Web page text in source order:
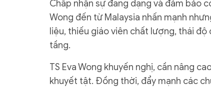
Chấp nhận sự đang dạng và đảm bảo
Wong đến từ Malaysia nhấn mạnh
liệu, thiếu giáo viên chất lượng, thái
tầng.
TS Eva Wong khuyến nghị, cần nâng
khuyết tật. Đồng thời, đẩy mạnh các